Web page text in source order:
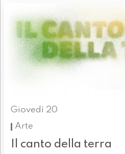
Giovedì 20
Arte
Il canto della terra